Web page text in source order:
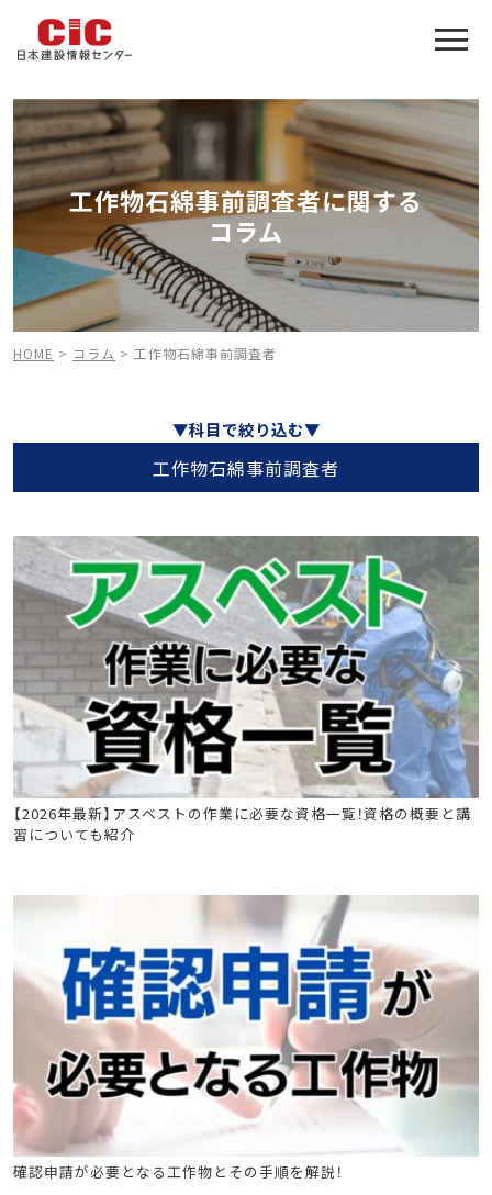
工作物石綿事前調査者に関する
コラム
HOME > コラム > 工作物石綿事前調査者
▼科目で絞り込む▼
工作物石綿事前調査者
石綿(アスベスト)関連
建築物石綿含有建材調査者講習
工作物石綿事前調査者
【2026年最新】アスベストの作業に必要な資格一覧！資格の概要と講
習についても紹介
石綿(アスベスト)関連
建築物石綿含有建材調査者講習
確認申請が必要となる工作物とその手順を解説！